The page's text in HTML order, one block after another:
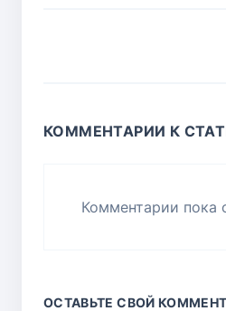
КОММЕНТАРИИ К
Комментарии пока
ОСТАВЬТЕ СВОЙ